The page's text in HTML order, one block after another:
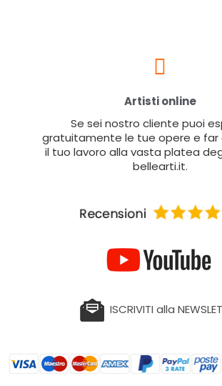
Artisti online
Se sei nostro cliente puoi
gratuitamente le tue opere e far
il tuo lavoro alla vasta platea
bellearti.it.
ISCRIVITI alla